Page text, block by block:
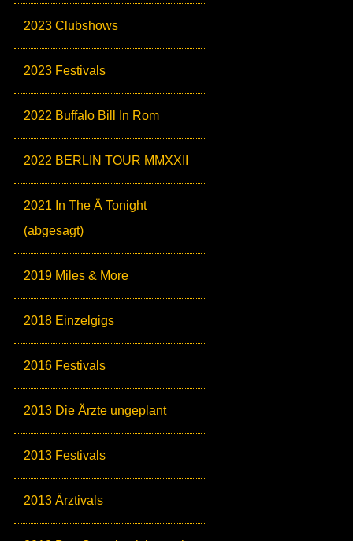
2023 Clubshows
2023 Festivals
2022 Buffalo Bill In Rom
2022 BERLIN TOUR MMXXII
2021 In The Ä Tonight
(abgesagt)
2019 Miles & More
2018 Einzelgigs
2016 Festivals
2013 Die Ärzte ungeplant
2013 Festivals
2013 Ärztivals